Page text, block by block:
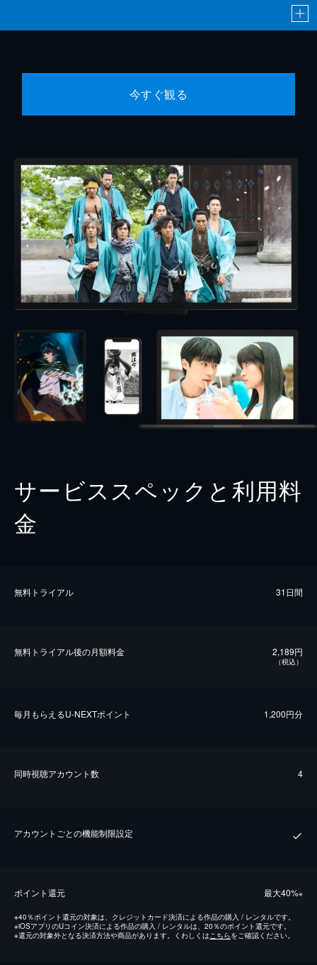
今すぐ観る
サービススペックと利用料
金
無料トライアル 31日間
無料トライアル後の⽉額料金 2,189円
（税込）
毎⽉もらえるU-NEXTポイント 1,200円分
同時視聴アカウント数 4
アカウントごとの機能制限設定
ポイント還元 最⼤40%※
※40％ポイント還元の対象は、クレジットカード決済による作品の購入 / レンタルです。
※iOSアプリのUコイン決済による作品の購入 / レンタルは、20％のポイント還元です。
※還元の対象外となる決済方法や商品があります。くわしくはこちらをご確認ください。